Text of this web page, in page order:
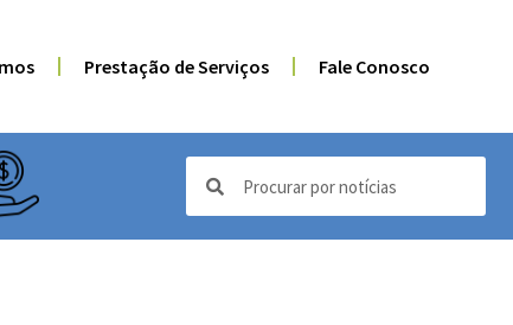
Prestação de Serviços Fale Conosco